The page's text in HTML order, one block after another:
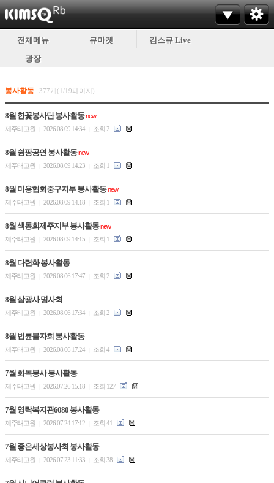
전체메뉴 큐마켓
킴스큐 Live
광장
봉사활동 377개(1/19페이지)
8월 한꽃봉사단 봉사활동new
제주태고원
2026.08.09 14:34 조회 2
8월 쉼팡공연 봉사활동new
제주태고원
2026.08.09 14:23 조회 1
8월 미용협회중구지부 봉사활동new
제주태고원
2026.08.09 14:18 조회 1
8월 색동회제주지부 봉사활동new
제주태고원
2026.08.09 14:15 조회 1
8월 다련화 봉사활동
제주태고원 2026.08.06 17:47 조회 2
8월 삼광사 명사회
제주태고원 2026.08.06 17:34 조회 2
8월 법륜불자회 봉사활동
제주태고원 2026.08.06 17:24 조회 4
7월 화목봉사 봉사활동
제주태고원 2026.07.26 15:18 조회 127
7월 영락복지관6080 봉사활동
제주태고원 2026.07.24 17:12 조회 41
7월 좋은세상봉사회 봉사활동
제주태고원 2026.07.23 11:33 조회 38